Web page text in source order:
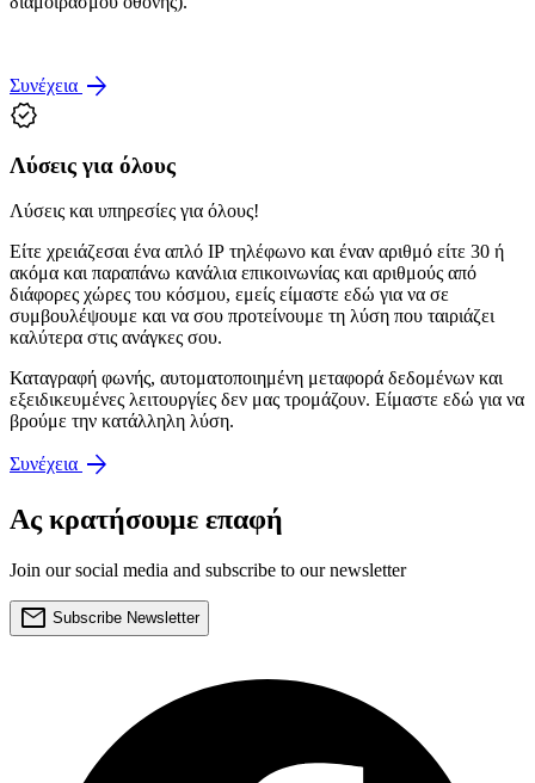
Συνέχεια arrow_forward
verified
Λύσεις για όλους
Λύσεις και υπηρεσίες για όλους!
Είτε χρειάζεσαι ένα απλό ΙΡ τηλέφωνο και έναν αριθμό είτε 30 ή
ακόμα και παραπάνω κανάλια επικοινωνίας και αριθμούς από
διάφορες χώρες του κόσμου, εμείς είμαστε εδώ για να σε
συμβουλέψουμε και να σου προτείνουμε τη λύση που ταιριάζει
καλύτερα στις ανάγκες σου.
Καταγραφή φωνής, αυτοματοποιημένη μεταφορά δεδομένων και
εξειδικευμένες λειτουργίες δεν μας τρομάζουν. Είμαστε εδώ για να
βρούμε την κατάλληλη λύση.
Συνέχεια arrow_forward
Ας κρατήσουμε επαφή
Join our social media and subscribe to our newsletter
mail Subscribe Newsletter